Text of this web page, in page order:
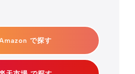
で探す